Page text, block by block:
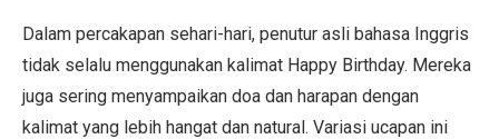
Dalam percakapan sehari-hari, penutur asli bahasa Inggris
tidak selalu menggunakan kalimat Happy Birthday. Mereka
juga sering menyampaikan doa dan harapan dengan
kalimat yang lebih hangat dan natural. Variasi ucapan ini